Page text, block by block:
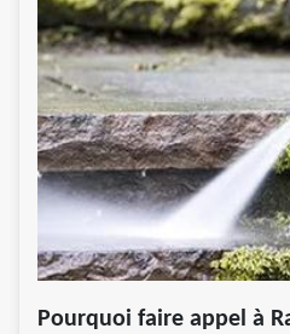
Pourquoi faire appel à